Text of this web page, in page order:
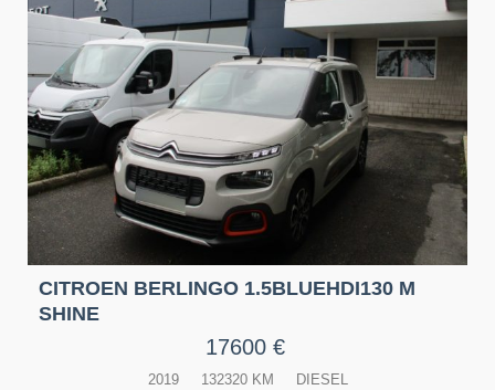
CITROEN BERLINGO 1.5BLUEHDI130 M
SHINE
17600 €
2019 132320 KM DIESEL